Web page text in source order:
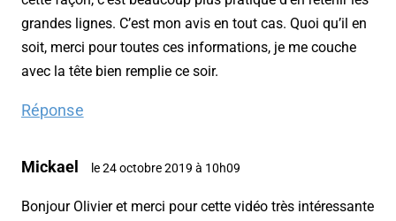
grandes lignes. C’est mon avis en tout cas. Quoi qu’il en
soit, merci pour toutes ces informations, je me couche
avec la tête bien remplie ce soir.
Réponse
Mickael le 24 octobre 2019 à 10h09
Bonjour Olivier et merci pour cette vidéo très intéressante